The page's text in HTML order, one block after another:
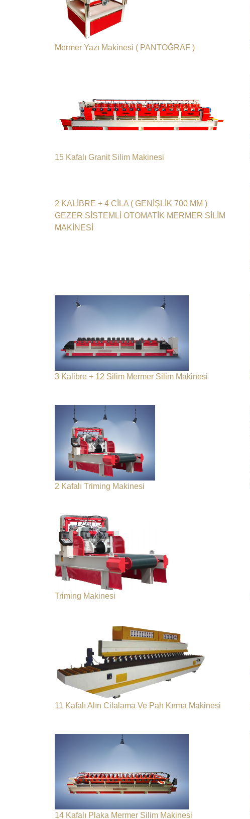
Mermer Yazı Makinesi ( PANTOĞRAF )
15 Kafalı Granit Silim Makinesi
2 KALİBRE + 4 CİLA ( GENİŞLİK 700 MM )
GEZER SİSTEMLİ OTOMATİK MERMER SİLİM
MAKİNESİ
3 Kalibre + 12 Silim Mermer Silim Makinesi
2 Kafalı Triming Makinesi
Triming Makinesi
11 Kafalı Alın Cilalama Ve Pah Kırma Makinesi
14 Kafalı Plaka Mermer Silim Makinesi